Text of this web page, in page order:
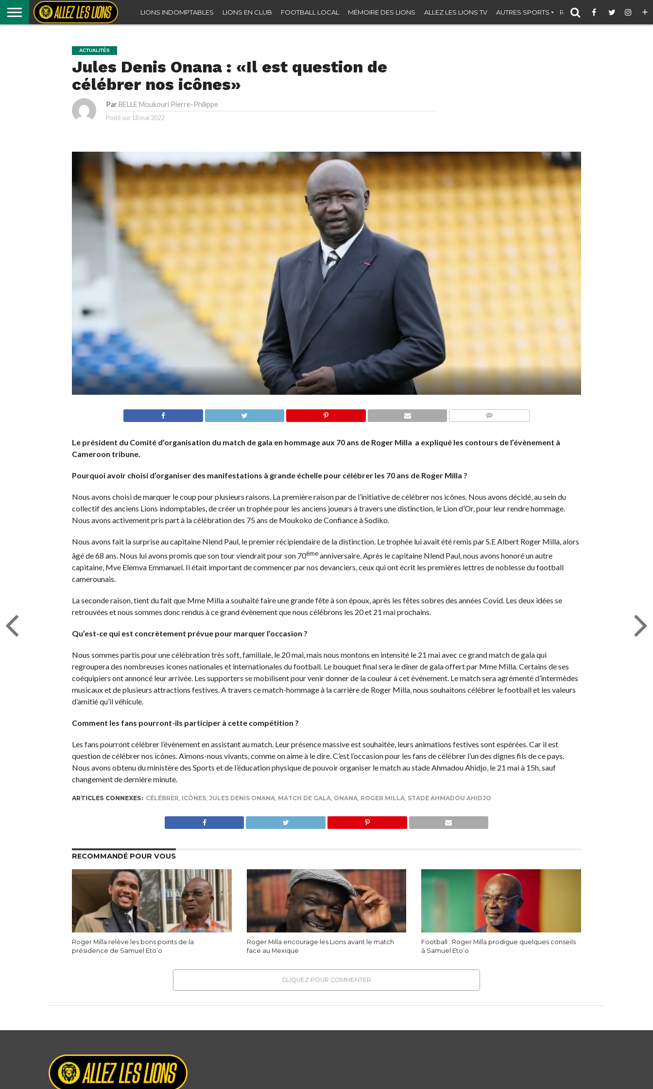
LIONS INDOMPTABLES LIONS EN CLUB FOOTBALL LOCAL MÉMOIRE DES LIONS ALLEZ LES LIONS TV AUTRES SPORTS RÉSULTATS +
ACTUALITÉS
Jules Denis Onana : «Il est question de
célébrer nos icônes»
Par BELLE Moukouri Pierre-Philippe
Posté sur 18 mai 2022
Le président du Comité d’organisation du match de gala en hommage aux 70 ans de Roger Milla a expliqué les contours de l’évènement à
Cameroon tribune.
Pourquoi avoir choisi d’organiser des manifestations à grande échelle pour célébrer les 70 ans de Roger Milla ?
Nous avons choisi de marquer le coup pour plusieurs raisons. La première raison par de l’initiative de célébrer nos icônes. Nous avons décidé, au sein du
collectif des anciens Lions indomptables, de créer un trophée pour les anciens joueurs à travers une distinction, le Lion d’Or, pour leur rendre hommage.
Nous avons activement pris part à la célébration des 75 ans de Moukoko de Confiance à Sodiko.
Nous avons fait la surprise au capitaine Nlend Paul, le premier récipiendaire de la distinction. Le trophée lui avait été remis par S.E Albert Roger Milla, alors
âgé de 68 ans. Nous lui avons promis que son tour viendrait pour son 70èmeanniversaire. Après le capitaine Nlend Paul, nous avons honoré un autre
capitaine, Mve Elemva Emmanuel. Il était important de commencer par nos devanciers, ceux qui ont écrit les premières lettres de noblesse du football
camerounais.
La seconde raison, tient du fait que Mme Milla a souhaité faire une grande fête à son époux, après les fêtes sobres des années Covid. Les deux idées se
retrouvées et nous sommes donc rendus à ce grand évènement que nous célébrons les 20 et 21 mai prochains.
Qu’est-ce qui est concrètement prévue pour marquer l’occasion ?
Nous sommes partis pour une célébration très soft, familiale, le 20 mai, mais nous montons en intensité le 21 mai avec ce grand match de gala qui
regroupera des nombreuses icones nationales et internationales du football. Le bouquet final sera le dîner de gala offert par Mme Milla. Certains de ses
coéquipiers ont annoncé leur arrivée. Les supporters se mobilisent pour venir donner de la couleur à cet événement. Le match sera agrémenté d’intermèdes
musicaux et de plusieurs attractions festives. A travers ce match-hommage à la carrière de Roger Milla, nous souhaitons célébrer le football et les valeurs
d’amitié qu’il véhicule.
Comment les fans pourront-ils participer à cette compétition ?
Les fans pourront célébrer l’évènement en assistant au match. Leur présence massive est souhaitée, leurs animations festives sont espérées. Car il est
question de célébrer nos icônes. Aimons-nous vivants, comme on aime à le dire. C’est l’occasion pour les fans de célébrer l’un des dignes fils de ce pays.
Nous avons obtenu du ministère des Sports et de l’éducation physique de pouvoir organiser le match au stade Ahmadou Ahidjo, le 21 mai à 15h, sauf
changement de dernière minute.
ARTICLES CONNEXES: CÉLÉBRER, ICÔNES, JULES DENIS ONANA, MATCH DE GALA, ONANA, ROGER MILLA, STADE AHMADOU AHIDJO
RECOMMANDÉ POUR VOUS
Roger Milla relève les bons points de la
présidence de Samuel Eto’o
Roger Milla encourage les Lions avant le match
face au Mexique
Football : Roger Milla prodigue quelques conseils
à Samuel Eto’o
CLIQUEZ POUR COMMENTER